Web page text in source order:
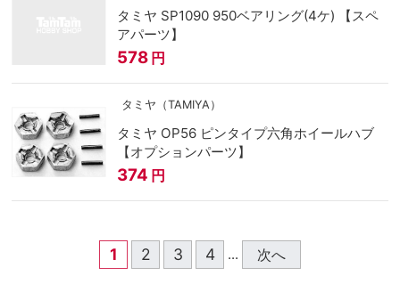
タミヤ SP1090 950ベアリング(4ケ) 【スペ
アパーツ】
578 円
タミヤ（TAMIYA）
タミヤ OP56 ピンタイプ六角ホイールハブ
【オプションパーツ】
374 円
1 2 3 4 ... 次へ